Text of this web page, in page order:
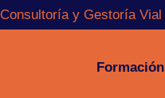
y Gestoría Vial
Formación